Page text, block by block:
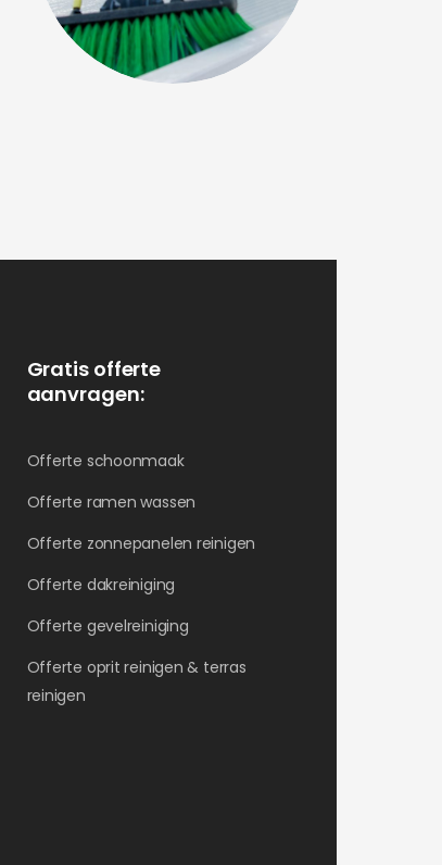
Gratis offerte
aanvragen:
Offerte schoonmaak
Offerte ramen wassen
Offerte zonnepanelen reinigen
Offerte dakreiniging
Offerte gevelreiniging
Offerte oprit reinigen & terras
reinigen